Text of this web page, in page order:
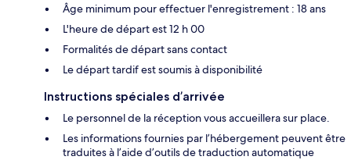
Âge minimum pour effectuer l'enregistrement : 18 ans
L'heure de départ est 12 h 00
Formalités de départ sans contact
Le départ tardif est soumis à disponibilité
Instructions spéciales d’arrivée
Le personnel de la réception vous accueillera sur place.
Les informations fournies par l’hébergement peuvent être
traduites à l’aide d’outils de traduction automatique